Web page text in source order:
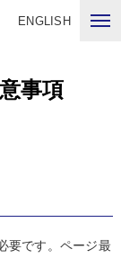
ENGLISH
事項
要です。ページ最